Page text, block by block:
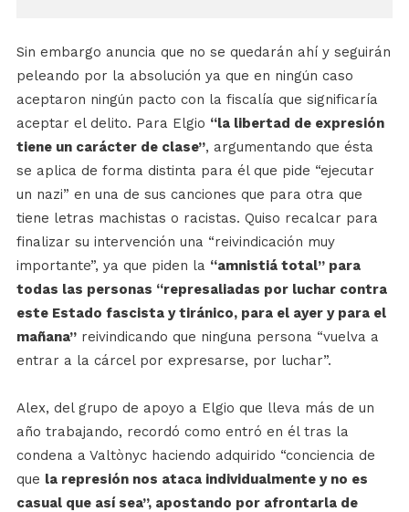
Sin embargo anuncia que no se quedarán ahí y seguirán
peleando por la absolución ya que en ningún caso
aceptaron ningún pacto con la fiscalía que significaría
aceptar el delito. Para Elgio “la libertad de expresión
tiene un carácter de clase”, argumentando que ésta
se aplica de forma distinta para él que pide “ejecutar
un nazi” en una de sus canciones que para otra que
tiene letras machistas o racistas. Quiso recalcar para
finalizar su intervención una “reivindicación muy
importante”, ya que piden la “amnistiá total” para
todas las personas “represaliadas por luchar contra
este Estado fascista y tiránico, para el ayer y para el
mañana”reivindicando que ninguna persona “vuelva a
entrar a la cárcel por expresarse, por luchar”.
Alex, del grupo de apoyo a Elgio que lleva más de un
año trabajando, recordó como entró en él tras la
condena a Valtònyc haciendo adquirido “conciencia de
que la represión nos ataca individualmente y no es
casual que así sea”, apostando por afrontarla de